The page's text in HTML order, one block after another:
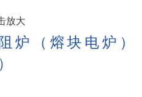
放大
炉（熔块电炉）